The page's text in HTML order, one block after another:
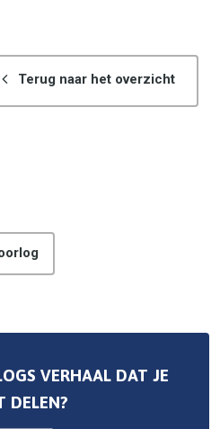
Terug naar het overzicht
VERHAAL DAT JE
DELEN?